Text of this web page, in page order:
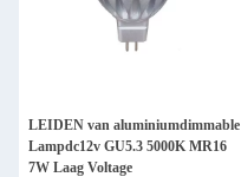
LEIDEN van aluminiumdimmable
Lampdc12v GU5.3 5000K MR16
7W Laag Voltage